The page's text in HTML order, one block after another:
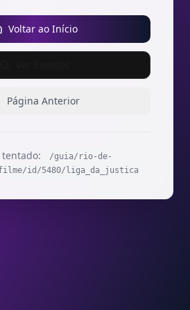
Voltar ao Início
Página Anterior
/guia/rio-de-
id/5480/liga_da_justica